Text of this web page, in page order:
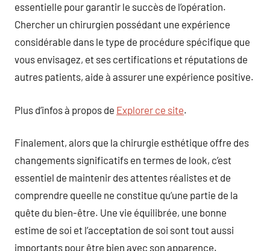
essentielle pour garantir le succès de l’opération.
Chercher un chirurgien possédant une expérience
considérable dans le type de procédure spécifique que
vous envisagez, et ses certifications et réputations de
autres patients, aide à assurer une expérience positive.
Plus d’infos à propos de Explorer ce site.
Finalement, alors que la chirurgie esthétique offre des
changements significatifs en termes de look, c’est
essentiel de maintenir des attentes réalistes et de
comprendre queelle ne constitue qu’une partie de la
quête du bien-être. Une vie équilibrée, une bonne
estime de soi et l’acceptation de soi sont tout aussi
importants pour être bien avec son apparence.